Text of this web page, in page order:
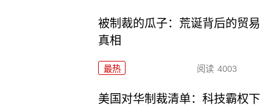
被制裁的瓜子：荒诞背后的贸易
真相
最热 阅读 4003
美国对华制裁清单：科技霸权下